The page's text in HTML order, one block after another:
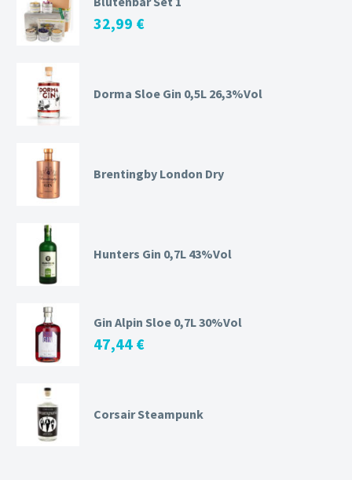
32,99 €
Dorma Sloe Gin 0,5L 26,3%Vol
Brentingby London Dry
Hunters Gin 0,7L 43%Vol
Gin Alpin Sloe 0,7L 30%Vol
47,44 €
Corsair Steampunk